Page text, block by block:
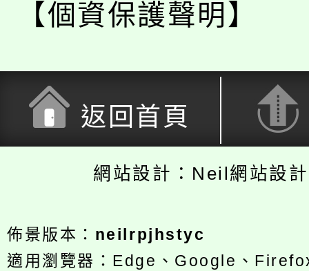
【個資保護聲明】
返回首頁
網站設計：Neil網站設
佈景版本： neilrpjhstyc
適用瀏覽器：Edge、Google、